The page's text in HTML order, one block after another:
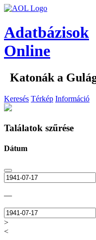
Adatbázisok
Online
Katonák a
Keresés Térkép Információ
Találatok szűrése
Dátum
—
>
<